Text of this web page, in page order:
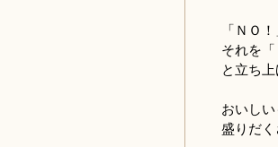
「ＮＯ
それを
と立ち
おいし
盛りだ